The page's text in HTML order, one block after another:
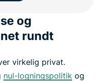
og
rundt
virkelig privat.
nul-logningspolitik og